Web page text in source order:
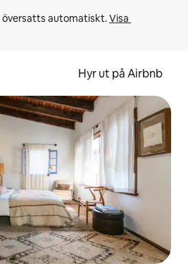
översatts automatiskt. Visa
Hyr ut på Airbnb